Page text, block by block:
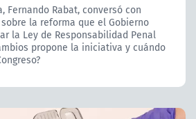
Fernando Rabat, conversó con
la reforma que el Gobierno
la Ley de Responsabilidad Penal
propone la iniciativa y cuándo